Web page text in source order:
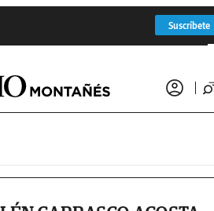
Suscríbete